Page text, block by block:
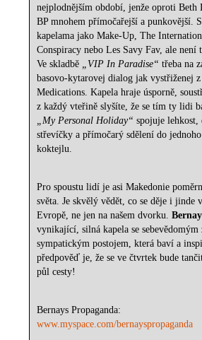
nejplodnějším období, jenže oproti Beth
BP mnohem přímočařejší a punkovější.
kapelama jako Make-Up, The
Conspiracy nebo Les Savy Fav, ale není
Ve skladbě „VIP In Paradise“ třeba na
basovo-kytarovej dialog jak vystřiženej
Medications. Kapela hraje úsporně,
z každý vteřině slyšíte, že se tím ty lidi
„My Personal Holiday“ spojuje lehkost,
střevíčky a přímočarý sdělení do
koktejlu.
Pro spoustu lidí je asi Makedonie
světa. Je skvělý vědět, co se děje i jinde
Evropě, ne jen na našem dvorku.
vynikající, silná kapela se sebevědomým
sympatickým postojem, která baví a
předpověď je, že se ve čtvrtek bude
půl cesty!
Bernays Propaganda:
www.myspace.com/bernayspropaganda